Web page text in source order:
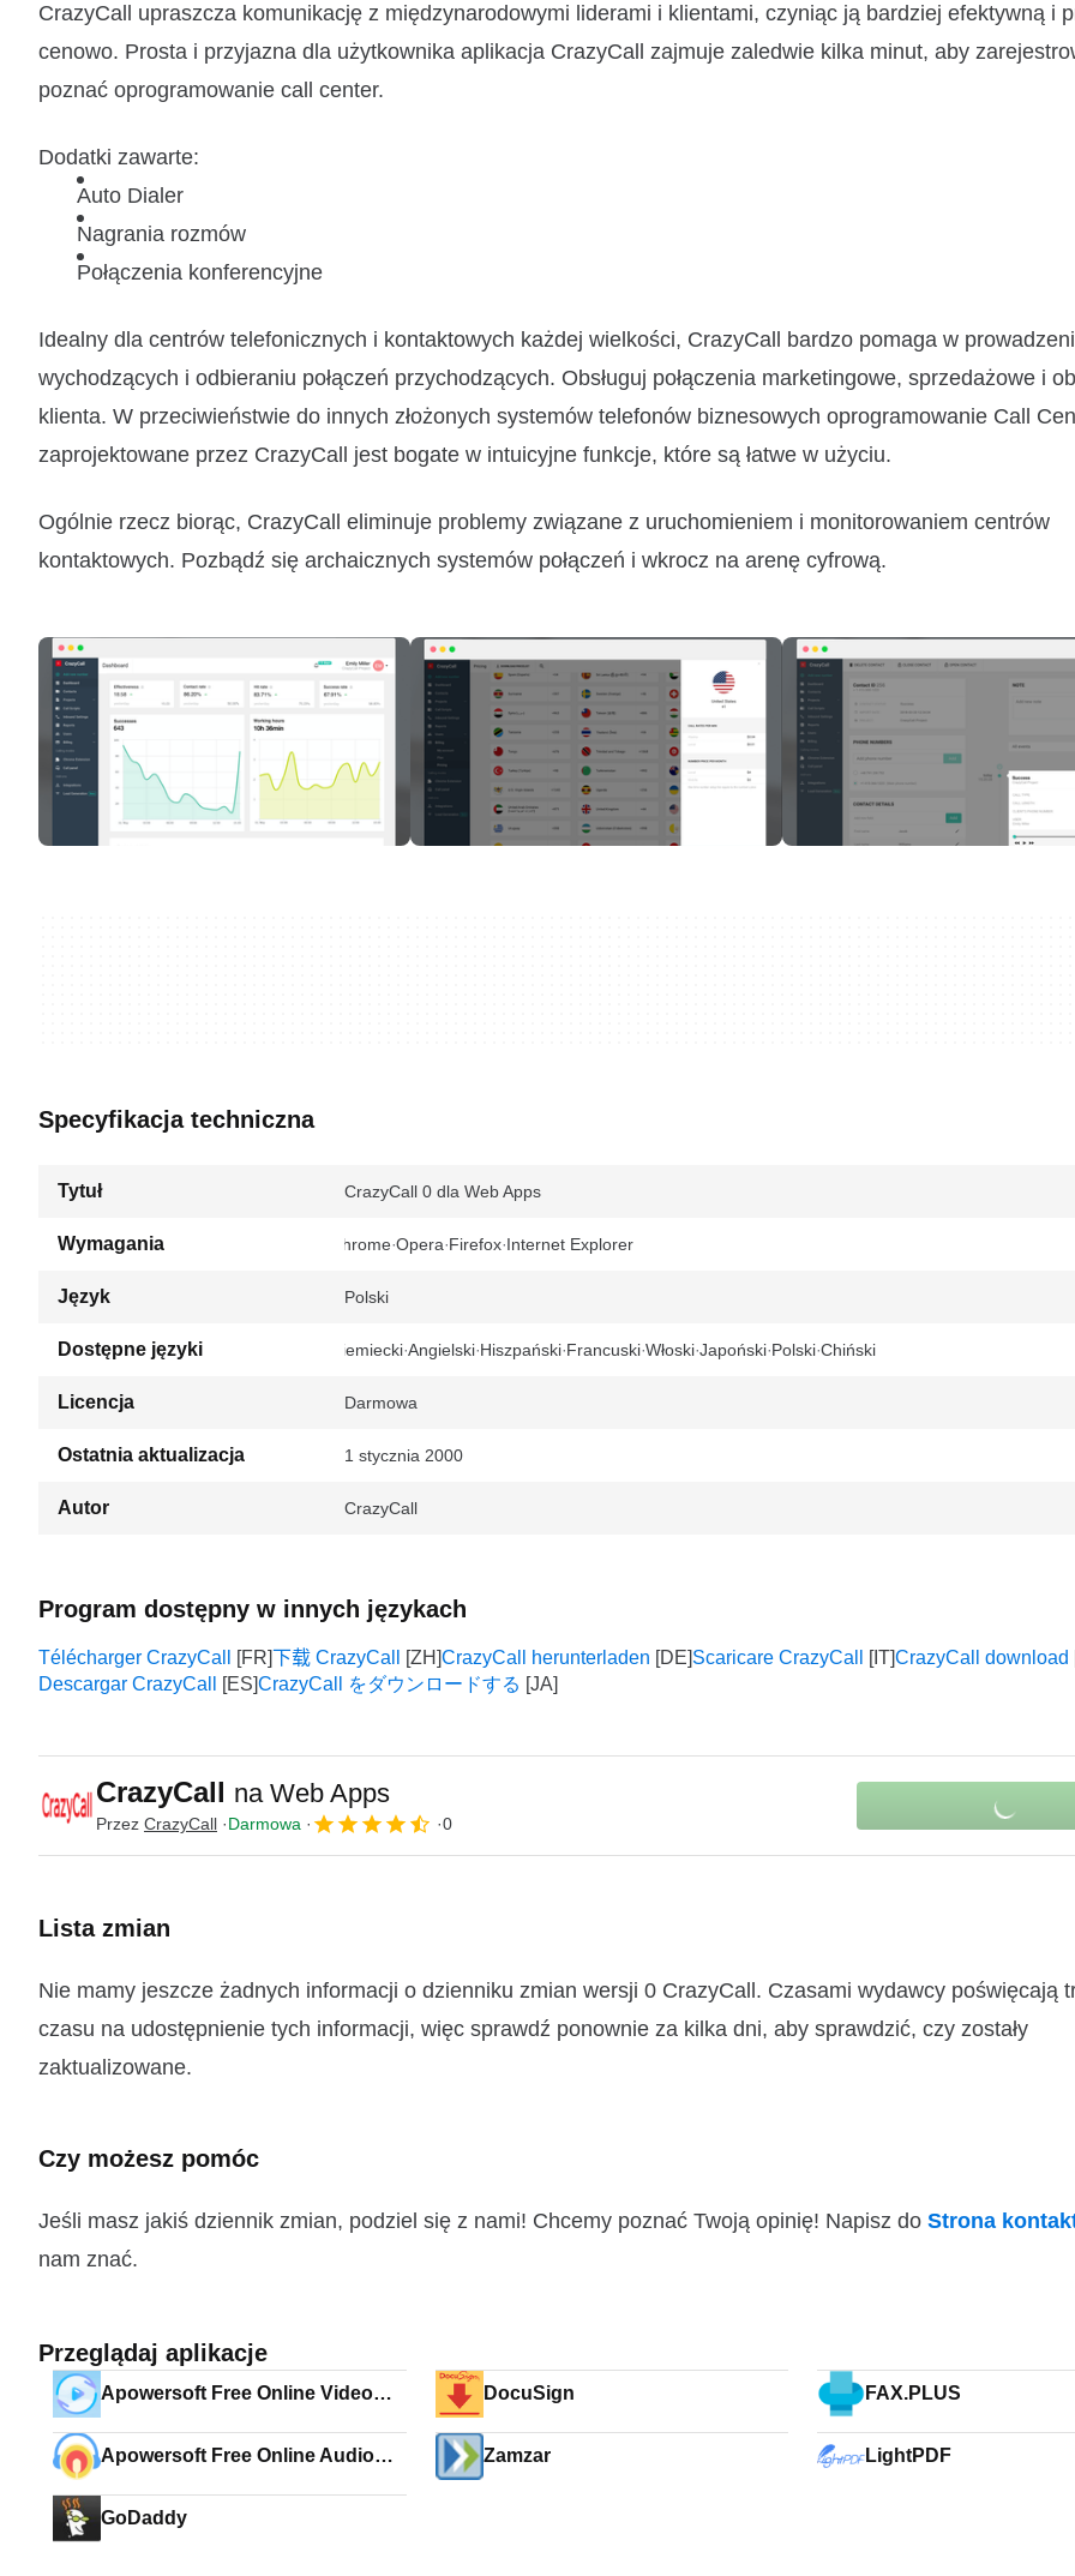
CrazyCall upraszcza komunikację z międzynarodowymi liderami i klientami, czyniąc ją bardziej efektywną i
cenowo. Prosta i przyjazna dla użytkownika aplikacja CrazyCall zajmuje zaledwie kilka minut, aby
poznać oprogramowanie call center.
Dodatki zawarte:
Auto Dialer
Nagrania rozmów
Połączenia konferencyjne
Idealny dla centrów telefonicznych i kontaktowych każdej wielkości, CrazyCall bardzo pomaga w
wychodzących i odbieraniu połączeń przychodzących. Obsługuj połączenia marketingowe, sprzedażowe i
klienta. W przeciwieństwie do innych złożonych systemów telefonów biznesowych oprogramowanie Call
zaprojektowane przez CrazyCall jest bogate w intuicyjne funkcje, które są łatwe w użyciu.
Ogólnie rzecz biorąc, CrazyCall eliminuje problemy związane z uruchomieniem i monitorowaniem centrów
kontaktowych. Pozbądź się archaicznych systemów połączeń i wkrocz na arenę cyfrową.
Specyfikacja techniczna
Tytuł CrazyCall 0 dla Web Apps
Wymagania Chrome Opera Firefox Internet Explorer
Język Polski
Dostępne języki Niemiecki Angielski Hiszpański Francuski Włoski Japoński Polski Chiński
Licencja Darmowa
Ostatnia aktualizacja 1 stycznia 2000
Autor CrazyCall
Program dostępny w innych językach
Télécharger CrazyCall 下载 CrazyCall CrazyCall herunterladen Scaricare CrazyCall
CrazyCall download
Descargar CrazyCall
CrazyCall をダウンロードする
CrazyCall na Web Apps
Przez CrazyCall Darmowa 0
Lista zmian
Nie mamy jeszcze żadnych informacji o dzienniku zmian wersji 0 CrazyCall. Czasami wydawcy poświęcają
czasu na udostępnienie tych informacji, więc sprawdź ponownie za kilka dni, aby sprawdzić, czy zostały
zaktualizowane.
Czy możesz pomóc
Jeśli masz jakiś dziennik zmian, podziel się z nami! Chcemy poznać Twoją opinię! Napisz do Strona
nam znać.
Przeglądaj aplikacje
Apowersoft Free Online Video
DocuSign FAX.PLUS
Apowersoft Free Online Audio
Zamzar LightPDF
GoDaddy